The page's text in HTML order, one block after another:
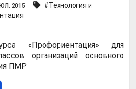
2015
#Технология и
«Профориентация» для
организаций основного
ПМР